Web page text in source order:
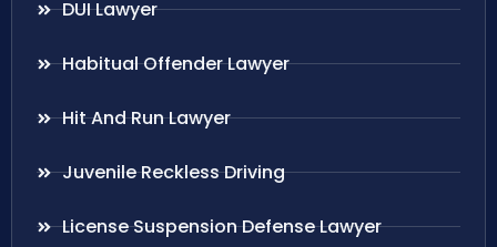
DUI Lawyer
Habitual Offender Lawyer
Hit And Run Lawyer
Juvenile Reckless Driving
License Suspension Defense Lawyer